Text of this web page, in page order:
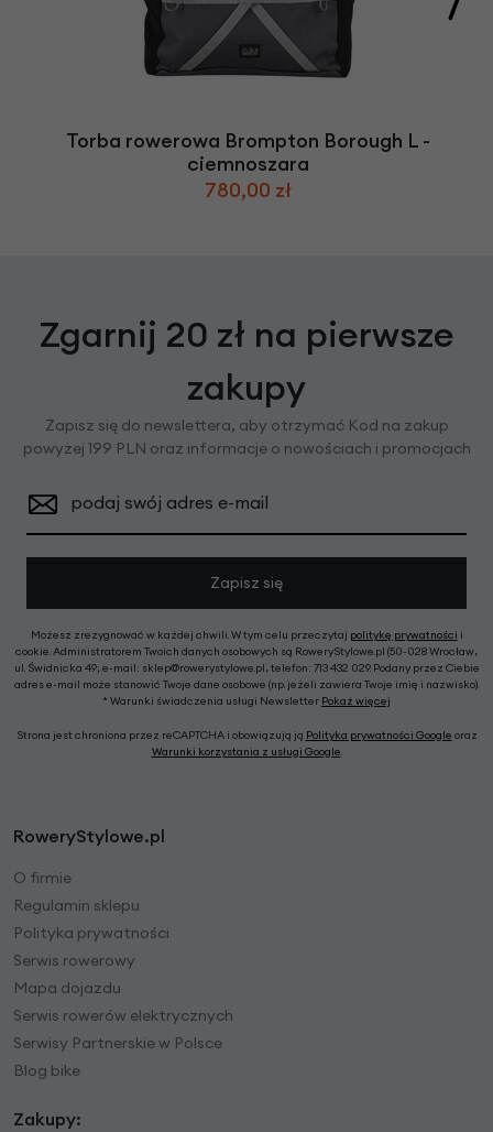
Torba rowerowa Brompton Borough L -
ciemnoszara
780,00 zł
Zgarnij 20 zł na pierwsze
zakupy
Zapisz się do newslettera, aby otrzymać Kod na zakup
powyżej 199 PLN oraz informacje o nowościach i promocjach
podaj swój adres e-mail
Zapisz się
Możesz zrezygnować w każdej chwili. W tym celu przeczytaj politykę prywatności i
cookie. Administratorem Twoich danych osobowych są RoweryStylowe.pl (50-028 Wrocław,
ul. Świdnicka 49; e-mail: sklep@rowerystylowe.pl, telefon: 713 432 029. Podany przez Ciebie
adres e-mail może stanowić Twoje dane osobowe (np. jeżeli zawiera Twoje imię i nazwisko).
* Warunki świadczenia usługi Newsletter Pokaż więcej
Strona jest chroniona przez reCAPTCHA i obowiązują ją Polityka prywatności Google oraz
Warunki korzystania z usługi Google.
RoweryStylowe.pl
O firmie
Regulamin sklepu
Polityka prywatności
Serwis rowerowy
Mapa dojazdu
Serwis rowerów elektrycznych
Serwisy Partnerskie w Polsce
Blog bike
Zakupy: